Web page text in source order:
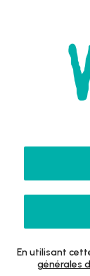
En utilisant
générales